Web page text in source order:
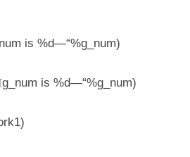
is %d—“%g_num)
is %d—“%g_num)